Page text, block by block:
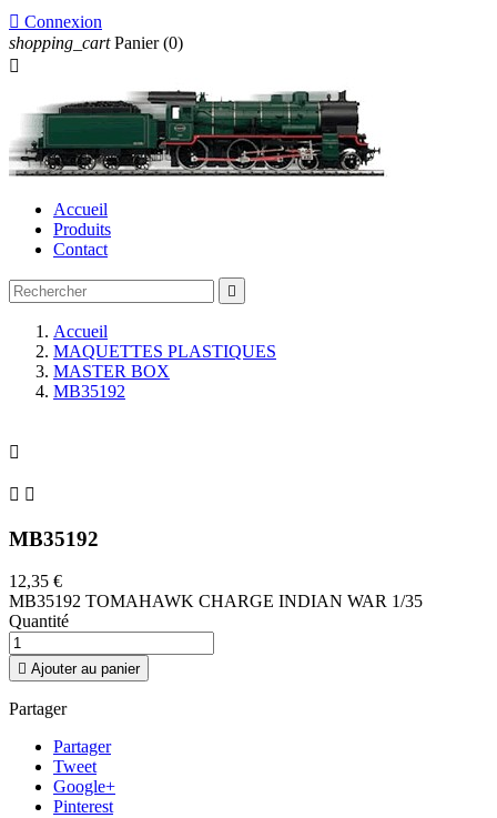
 Connexion
shopping_cart Panier (0)

Accueil
Produits
Contact

Accueil
MAQUETTES PLASTIQUES
MASTER BOX
MB35192

 
MB35192
12,35 €
MB35192 TOMAHAWK CHARGE INDIAN WAR 1/35
Quantité
 Ajouter au panier
Partager
Partager
Tweet
Google+
Pinterest